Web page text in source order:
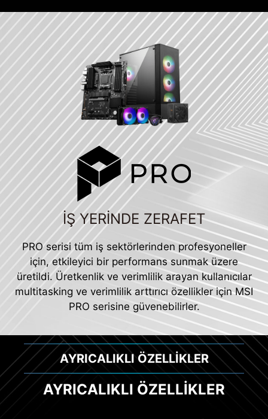
İŞ YERİNDE ZERAFET
PRO serisi tüm iş sektörlerinden profesyoneller
için, etkileyici bir performans sunmak üzere
üretildi. Üretkenlik ve verimlilik arayan kullanıcılar
multitasking ve verimlilik arttırıcı özellikler için MSI
PRO serisine güvenebilirler.
AYRICALIKLI ÖZELLİKLER
AYRICALIKLI ÖZELLİKLER